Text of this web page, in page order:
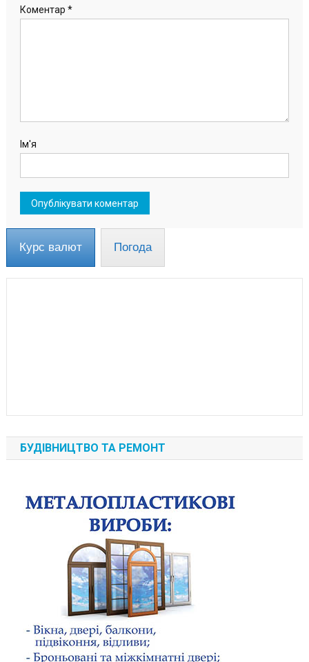
Коментар *
Ім'я
Курс валют Погода
БУДІВНИЦТВО ТА РЕМОНТ